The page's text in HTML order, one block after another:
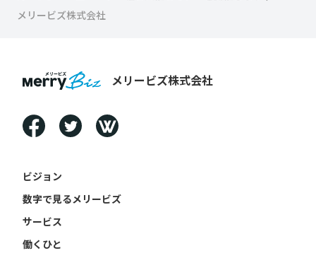
メリービズ株式会社
メリービズ株式会社
ビジョン
数字で見るメリービズ
サービス
働くひと